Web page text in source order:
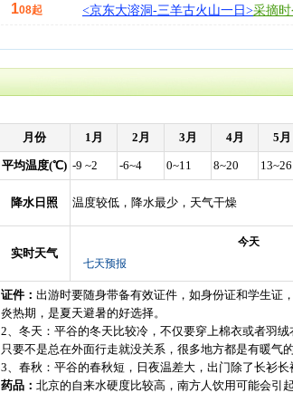
<京东大溶洞-三羊古火山一日>采摘
108起
月份 1月 2月 3月 4月 5月
平均温度(℃) -9 ~2 -6~4 0~11 8~20 13~26
降水日照 温度较低，降水最少，天气干燥
实时天气
证件： 出游时要随身带备有效证件，如身份证和学生证
炎热期，是夏天避暑的好选择。
2、冬天：平谷的冬天比较冷，不仅要穿上棉衣或者羽
只要不是总在外面行走就没关系，很多地方都是有暖气的
3、春秋：平谷的春秋短，日夜温差大，出门除了长衫长
药品： 北京的自来水硬度比较高，南方人饮用可能会引